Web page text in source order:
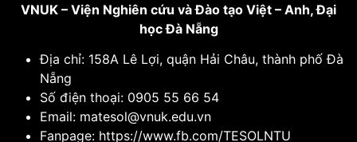
VNUK – Viện Nghiên cứu và Đào tạo Việt – Anh,Đại
học Đà Nẵng
Địa chỉ: 158A Lê Lợi, quận Hải Châu, thành phố Đà
Nẵng
Số điện thoại: 0905 55 66 54
Email: matesol@vnuk.edu.vn
Fanpage: https://www.fb.com/TESOLNTU